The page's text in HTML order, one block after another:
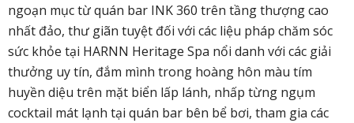
ngoạn mục từ quán bar INK 360 trên tầng thượng cao
nhất đảo, thư giãn tuyệt đối với các liệu pháp chăm sóc
sức khỏe tại HARNN Heritage Spa nổi danh với các giải
thưởng uy tín, đắm mình trong hoàng hôn màu tím
huyền diệu trên mặt biển lấp lánh, nhấp từng ngụm
cocktail mát lạnh tại quán bar bên bể bơi, tham gia các